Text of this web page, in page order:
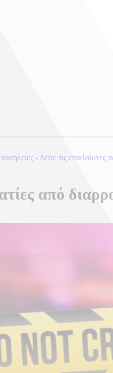
- Δείτε τις επικίνδυνες
από